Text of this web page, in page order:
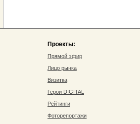
Проекты:
Прямой эфир
Лицо рынка
Визитка
Герои DIGITAL
Рейтинги
Фоторепортажи